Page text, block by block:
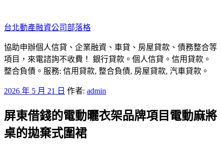
至
主
要
內
容
台北動產融資公司部落格
協助申辦個人信貸、企業融資、車貸、房屋貸款、債務整合等
項目，來電諮詢不收費！ 銀行貸款。個人信貸。信用貸款。
整合負債。服務: 信用貸款, 整合負債, 房屋貸款, 汽車貸款。
發
於
2026 年 5 月 21 日 作者: admin
屏東借錢的電動曬衣架品牌項目電動麻將
桌的拋棄式圍裙